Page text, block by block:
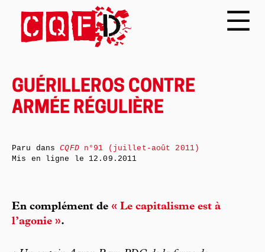
GUÉRILLEROS CONTRE
ARMÉE RÉGULIÈRE
En complément de « Le capitalisme est à
l’agonie ».
Paru dansCQFDn°91 (juillet-août 2011)
Mis en ligne le 12.09.2011